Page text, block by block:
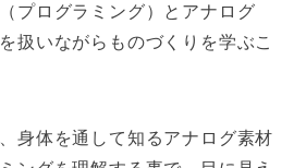
プログラミング）とアナログ
扱いながらものづくりを学ぶこ
身体を通して知るアナログ素材